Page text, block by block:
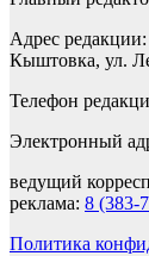
Адрес
Кыштовка, ул.
Телефон
Электронный
ведущий
реклама: 8 (383-
Политика